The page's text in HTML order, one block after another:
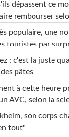
dépassent ce
rembourser
populaire, une
touristes par
: c'est la juste
pâtes
à cette heure
AVC, selon la
son corps
tout"